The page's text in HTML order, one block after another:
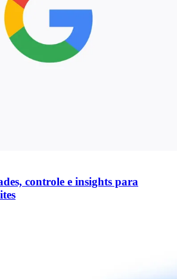
controle e insights para